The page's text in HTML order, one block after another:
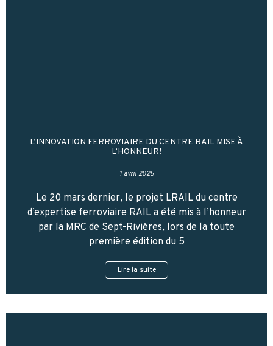
L’INNOVATION FERROVIAIRE DU CENTRE RAIL MISE À
L’HONNEUR!
1 avril 2025
Le 20 mars dernier, le projet LRAIL du centre
d’expertise ferroviaire RAIL a été mis à l’honneur
par la MRC de Sept-Rivières, lors de la toute
première édition du 5
Lire la suite